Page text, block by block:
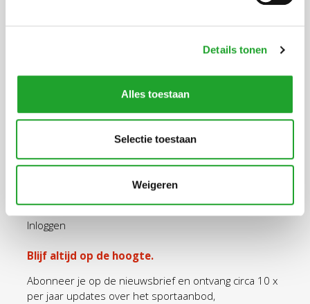
Details tonen
Alles toestaan
Selectie toestaan
Weigeren
Ga snel naar
Aanschaf Olympas
Tarieven Olympas
Openingstijden
Inloggen
Blijf altijd op de hoogte.
Abonneer je op de nieuwsbrief en ontvang circa 10 x
per jaar updates over het sportaanbod,